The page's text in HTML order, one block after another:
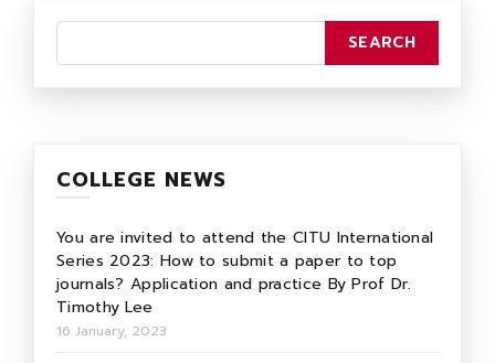
COLLEGE NEWS
You are invited to attend the CITU International
Series 2023: How to submit a paper to top
journals? Application and practice By Prof Dr.
Timothy Lee
16 January, 2023